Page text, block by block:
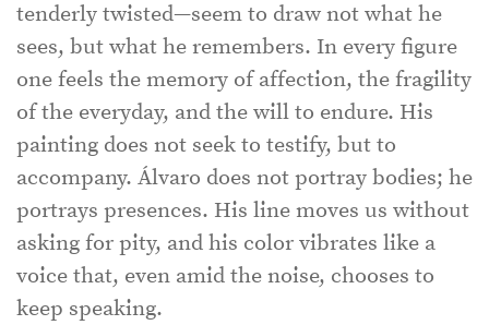
tenderly twisted—seem to draw not what he
sees, but what he remembers. In every figure
one feels the memory of affection, the fragility
of the everyday, and the will to endure. His
painting does not seek to testify, but to
accompany. Álvaro does not portray bodies; he
portrays presences. His line moves us without
asking for pity, and his color vibrates like a
voice that, even amid the noise, chooses to
keep speaking.